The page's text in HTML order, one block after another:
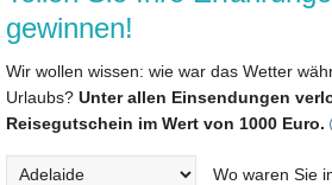
gewinnen!
Wir wollen wissen: wie war das Wetter
Urlaubs? Unter allen Einsendungen
Reisegutschein im Wert von 1000 Euro.
Wo waren Sie